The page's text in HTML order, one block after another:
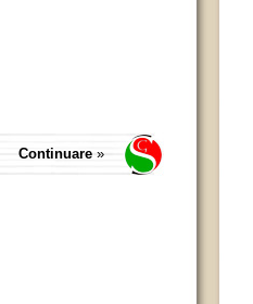
Continuare »